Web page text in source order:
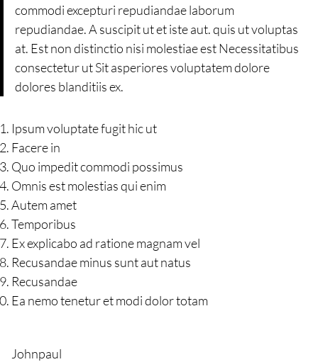
commodi excepturi repudiandae laborum
repudiandae. A suscipit ut et iste aut. quis ut voluptas
at. Est non distinctio nisi molestiae est Necessitatibus
consectetur ut Sit asperiores voluptatem dolore
dolores blanditiis ex.
Ipsum voluptate fugit hic ut
Facere in
Quo impedit commodi possimus
Omnis est molestias qui enim
Autem amet
Temporibus
Ex explicabo ad ratione magnam vel
Recusandae minus sunt aut natus
Recusandae
Ea nemo tenetur et modi dolor totam
Johnpaul